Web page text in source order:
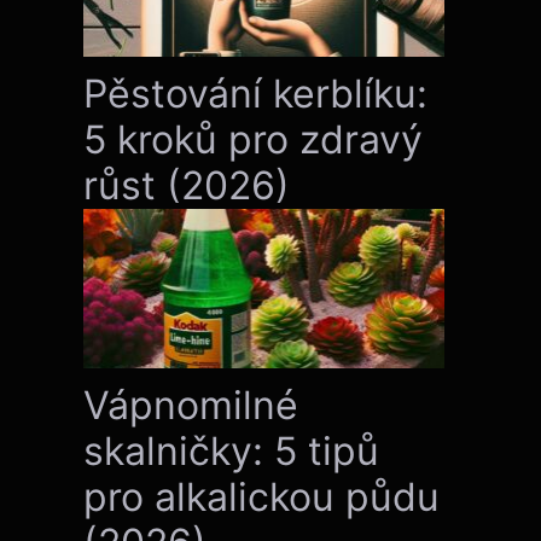
Pěstování kerblíku:
5 kroků pro zdravý
růst (2026)
Vápnomilné
skalničky: 5 tipů
pro alkalickou půdu